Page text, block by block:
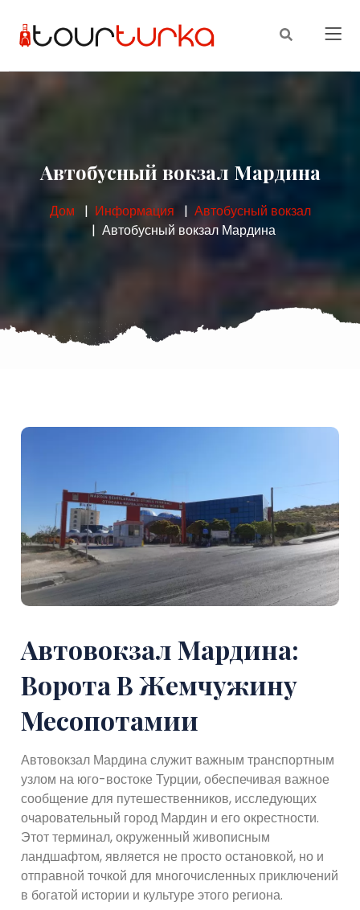
Автобусный вокзал Мардина
Дом Информация
Автобусный вокзал
Автобусный вокзал Мардина
Автовокзал Мардина:
Ворота В Жемчужину
Месопотамии
Автовокзал Мардина служит важным транспортным
узлом на юго-востоке Турции, обеспечивая важное
сообщение для путешественников, исследующих
очаровательный город Мардин и его окрестности.
Этот терминал, окруженный живописным
ландшафтом, является не просто остановкой, но и
отправной точкой для многочисленных приключений
в богатой истории и культуре этого региона.